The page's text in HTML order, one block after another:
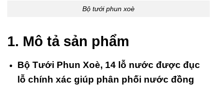
Bộ tưới phun xoè
1. Mô tả sản phẩm
Bộ Tưới Phun Xoè, 14 lỗ nước được đục
lỗ chính xác giúp phân phối nước đồng